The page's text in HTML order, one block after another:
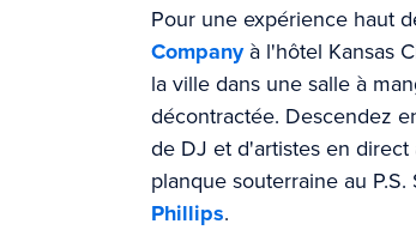
Pour une expérience haut
Companyà l'hôtel Kansas
la ville dans une salle à
décontractée. Descendez
de DJ et d'artistes en direct
planque souterraine au
Phillips.